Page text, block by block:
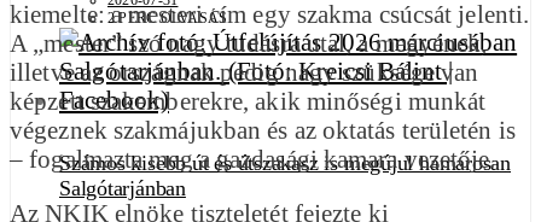
2 PERC OLVASÁS
Számos kisebb út és útszakasz is megújul hamarosan
Salgótarjánban
kiemelte: a mesteri cím egy szakma csúcsát jelenti.
A „mester” szó nagy tudásra utal, a megyének,
illetve az országnak pedig nagy szüksége van
képzett szakemberekre, akik minőségi munkát
végeznek szakmájukban és az oktatás területén is
– fogalmazta meg a gazdasági kamara vezetője.
Az NKIK elnöke tiszteletét fejezte ki